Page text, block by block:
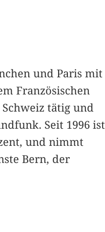
und Paris mit
Französischen
tätig und
Seit 1996 ist
und nimmt
Bern, der